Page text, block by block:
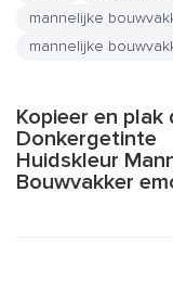
mannelijke
mannelijke
Kopieer en plak
Donkergetinte
Huidskleur
Bouwvakker